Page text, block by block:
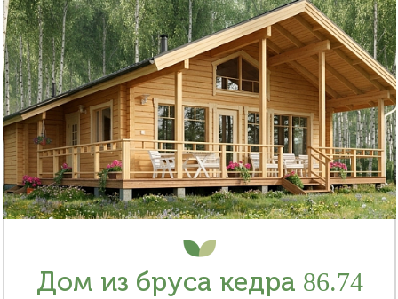
Дом из бруса кедра 86.74